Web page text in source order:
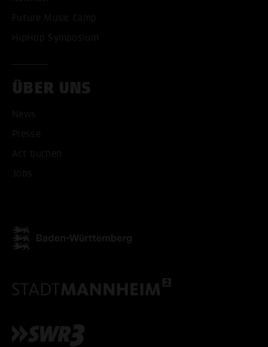
Future Music Camp
HipHop Symposium
ÜBER UNS
News
Presse
Act buchen
Jobs